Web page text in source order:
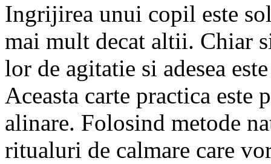
Ingrijirea unui copil este
mai mult decat altii. Chiar
lor de agitatie si adesea
Aceasta carte practica este
alinare. Folosind metode
ritualuri de calmare care